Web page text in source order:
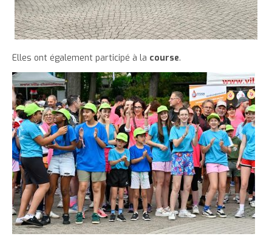
x
t
e
t
e
Elles ont également participé à la course.